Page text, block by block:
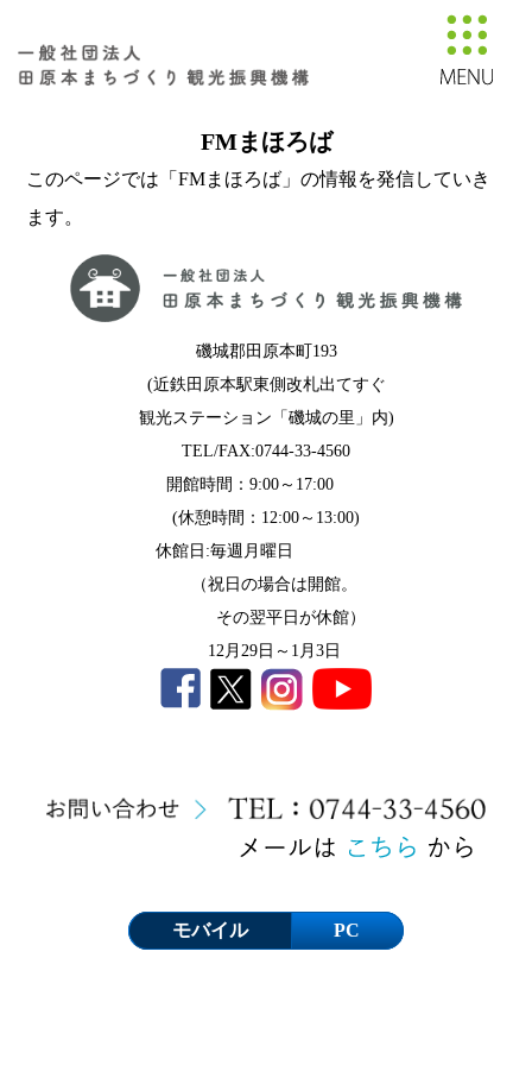
FMまほろば
このページでは「FMまほろば」の情報を発信していき
ます。
磯城郡田原本町193
(近鉄田原本駅東側改札出てすぐ
観光ステーション「磯城の里」内)
TEL/FAX:0744-33-4560
開館時間：9:00～17:00
(休憩時間：12:00～13:00)
休館日:毎週月曜日
（祝日の場合は開館。
その翌平日が休館）
12月29日～1月3日
モバイル PC